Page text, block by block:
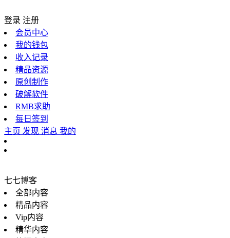
登录 注册
会员中心
我的钱包
收入记录
精品资源
原创制作
破解软件
RMB求助
每日签到
主页 发现 消息 我的
七七博客
全部内容
精品内容
Vip内容
精华内容